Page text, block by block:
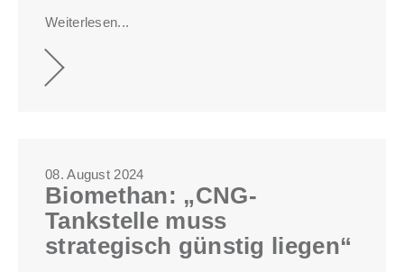
Weiterlesen...
08. August 2024
Biomethan: „CNG-
Tankstelle muss
strategisch günstig liegen“